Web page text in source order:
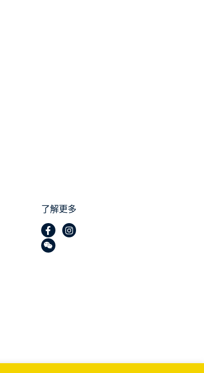
了解更多